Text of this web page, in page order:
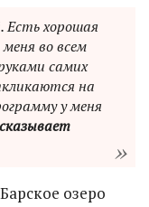
Есть хорошая
во всем
самих
на
у меня
озеро